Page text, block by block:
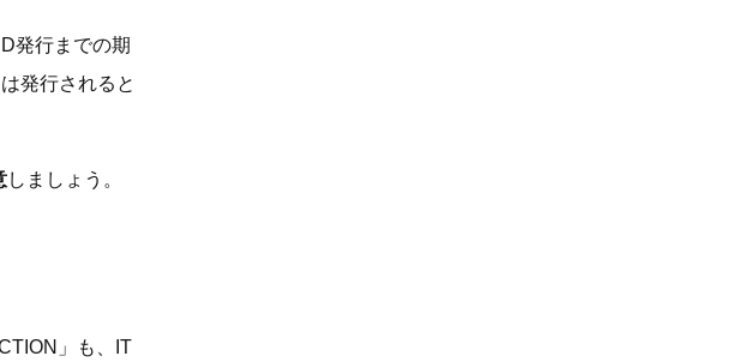
発行までの期
発行されると
しましょう。
」も、IT